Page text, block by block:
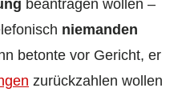
beantragen wollen –
niemanden
betonte vor Gericht, er
zurückzahlen wollen